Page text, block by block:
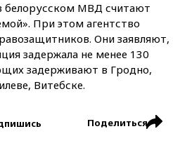
белорусском МВД считают
При этом агентство
Они заявляют,
задержала не менее 130
задерживают в Гродно,
Витебске.
Поделиться